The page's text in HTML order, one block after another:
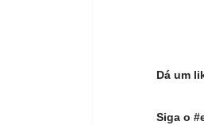
Dá um
Siga o